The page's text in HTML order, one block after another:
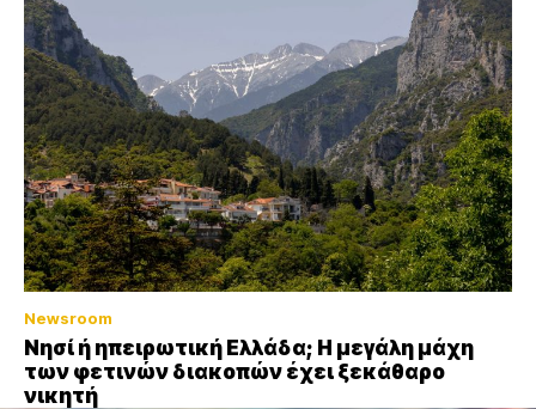
Newsroom
Νησί ή ηπειρωτική Ελλάδα; Η μεγάλη μάχη
των φετινών διακοπών έχει ξεκάθαρο
νικητή